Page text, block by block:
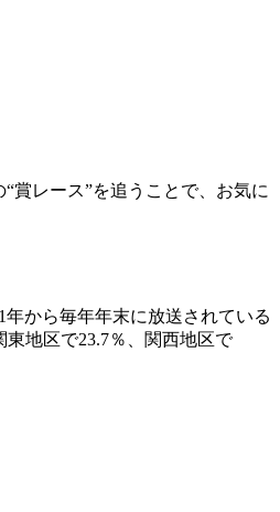
賞レース”を追うことで、お気に
から毎年年末に放送されている
地区で23.7％、関西地区で